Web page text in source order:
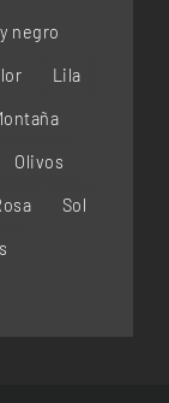
negro
Lila
Olivos
Sol